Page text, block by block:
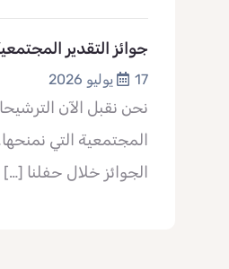
جوائز التقدير
17 يوليو 2026
نحن نقبل الآن
المجتمعية التي
الجوائز خلال حفلنا […]